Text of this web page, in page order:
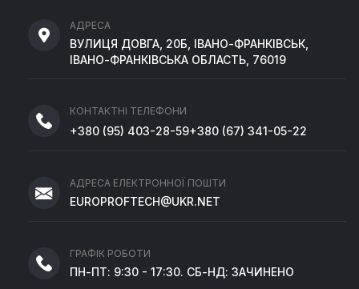
АДРЕСА
ВУЛИЦЯ ДОВГА, 20Б, ІВАНО-ФРАНКІВСЬК,
ІВАНО-ФРАНКІВСЬКА ОБЛАСТЬ, 76019
КОНТАКТНІ ТЕЛЕФОНИ
+380 (95) 403-28-59+380 (67) 341-05-22
АДРЕСА ЕЛЕКТРОННОЇ ПОШТИ
EUROPROFTECH@UKR.NET
ГРАФІК РОБОТИ
ПН-ПТ: 9:30 - 17:30. СБ-НД: ЗАЧИНЕНО